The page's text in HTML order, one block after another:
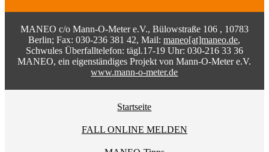
MANEO c/o Mann-O-Meter e.V., Bülowstraße 106 , 10783
Berlin; Fax: 030-236 381 42, Mail:maneo[at]maneo.de,
Schwules Überfalltelefon: tägl.17-19 Uhr: 030-216 33 36
MANEO, ein eigenständiges Projekt von Mann-O-Meter e.V.
www.mann-o-meter.de
Startseite
FALL ONLINE MELDEN